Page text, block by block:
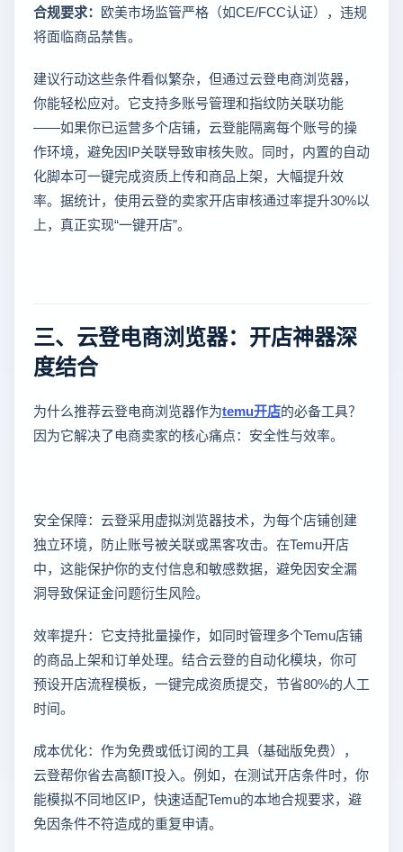
合规要求： 欧美市场监管严格（如CE/FCC认证），违规
将面临商品禁售。
建议行动这些条件看似繁杂，但通过云登电商浏览器，
你能轻松应对。它支持多账号管理和指纹防关联功能
——如果你已运营多个店铺，云登能隔离每个账号的操
作环境，避免因IP关联导致审核失败。同时，内置的自动
化脚本可一键完成资质上传和商品上架，大幅提升效
率。据统计，使用云登的卖家开店审核通过率提升30%以
上，真正实现“一键开店”。
三、云登电商浏览器：开店神器深
度结合
为什么推荐云登电商浏览器作为temu开店的必备工具？
因为它解决了电商卖家的核心痛点：安全性与效率。
安全保障：云登采用虚拟浏览器技术，为每个店铺创建
独立环境，防止账号被关联或黑客攻击。在Temu开店
中，这能保护你的支付信息和敏感数据，避免因安全漏
洞导致保证金问题衍生风险。
效率提升：它支持批量操作，如同时管理多个Temu店铺
的商品上架和订单处理。结合云登的自动化模块，你可
预设开店流程模板，一键完成资质提交，节省80%的人工
时间。
成本优化：作为免费或低订阅的工具（基础版免费），
云登帮你省去高额IT投入。例如，在测试开店条件时，你
能模拟不同地区IP，快速适配Temu的本地合规要求，避
免因条件不符造成的重复申请。